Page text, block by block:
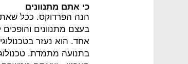
כי אתם מתנוונים
הנה הפרדוקס. ככל
בעצם מתנוונים
אחד. הוא נעזר
בתנועה מתמדת.